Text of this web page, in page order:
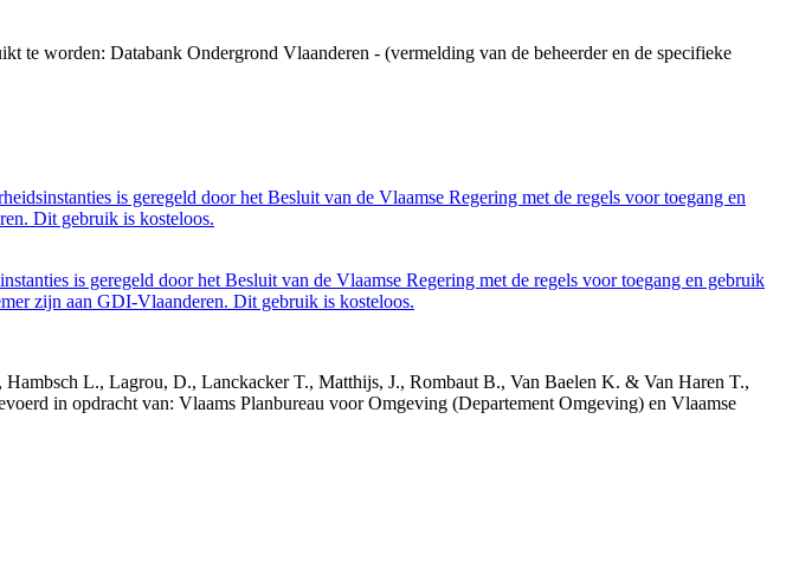
te worden: Databank Ondergrond Vlaanderen - (vermelding van de beheerder en de specifieke
is geregeld door het Besluit van de Vlaamse Regering met de regels voor toegang en
Dit gebruik is kosteloos.
is geregeld door het Besluit van de Vlaamse Regering met de regels voor toegang en gebruik
zijn aan GDI-Vlaanderen. Dit gebruik is kosteloos.
L., Lagrou, D., Lanckacker T., Matthijs, J., Rombaut B., Van Baelen K. & Van Haren T.,
in opdracht van: Vlaams Planbureau voor Omgeving (Departement Omgeving) en Vlaamse